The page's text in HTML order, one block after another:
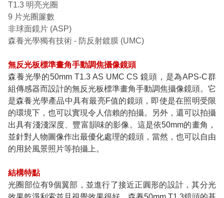
T1.3 明亮光圈
9 片光圈簾數
非球面鏡片 (ASP)
森養光學獨有技術 - 防反射鍍膜 (UMC)
無反光板標準畫角手動調焦攝像鏡頭
森養光學的50mm T1.3 AS UMC CS 鏡頭，是為APS-C群
組傳感器而設計的無反光板標準畫角手動調焦攝像鏡頭。它
是森養光學產品中具有最亮F值的鏡頭，即使是在照明受限
的環境下，也可以實現令人信賴的拍攝。另外，還可以拍攝
出具有淺淺深度、豐富韻味的影像。這是依50mm的畫角，
並針對人物圖像作出最優化處理的鏡頭，當然，也可以自由
的用於風景照片等拍攝上。
結構特點
光圈部位有9個翼部，並進行了接近正圓形的設計，其分光